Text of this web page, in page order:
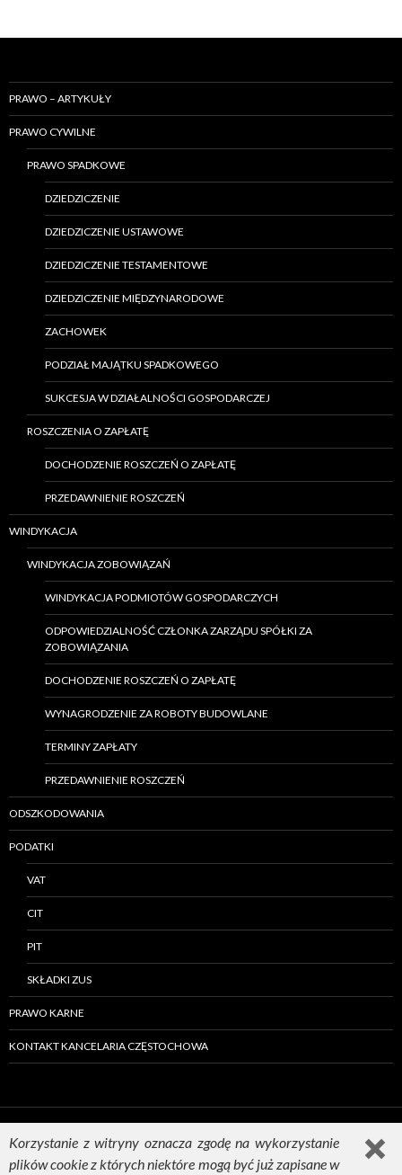
PRAWO – ARTYKUŁY
PRAWO CYWILNE
PRAWO SPADKOWE
DZIEDZICZENIE
DZIEDZICZENIE USTAWOWE
DZIEDZICZENIE TESTAMENTOWE
DZIEDZICZENIE MIĘDZYNARODOWE
ZACHOWEK
PODZIAŁ MAJĄTKU SPADKOWEGO
SUKCESJA W DZIAŁALNOŚCI GOSPODARCZEJ
ROSZCZENIA O ZAPŁATĘ
DOCHODZENIE ROSZCZEŃ O ZAPŁATĘ
PRZEDAWNIENIE ROSZCZEŃ
WINDYKACJA
WINDYKACJA ZOBOWIĄZAŃ
WINDYKACJA PODMIOTÓW GOSPODARCZYCH
ODPOWIEDZIALNOŚĆ CZŁONKA ZARZĄDU SPÓŁKI ZA
ZOBOWIĄZANIA
DOCHODZENIE ROSZCZEŃ O ZAPŁATĘ
WYNAGRODZENIE ZA ROBOTY BUDOWLANE
TERMINY ZAPŁATY
PRZEDAWNIENIE ROSZCZEŃ
ODSZKODOWANIA
PODATKI
VAT
CIT
PIT
SKŁADKI ZUS
PRAWO KARNE
KONTAKT KANCELARIA CZĘSTOCHOWA
Korzystanie z witryny oznacza zgodę na wykorzystanie
plików cookie z których niektóre mogą być już zapisane w